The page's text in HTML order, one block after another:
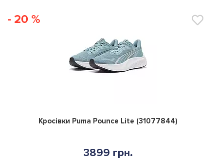
- 20 %
0
Кросівки Puma Pounce Lite (31077844)
3899 грн.